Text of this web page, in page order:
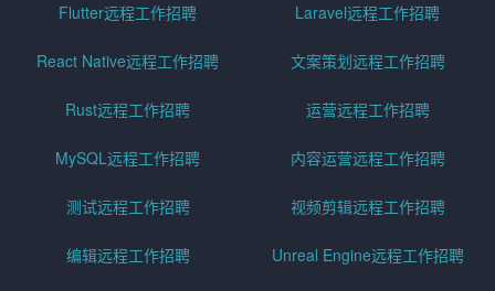
Flutter远程工作招聘 Laravel远程工作招聘
React Native远程工作招聘 文案策划远程工作招聘
Rust远程工作招聘 运营远程工作招聘
MySQL远程工作招聘 内容运营远程工作招聘
测试远程工作招聘 视频剪辑远程工作招聘
编辑远程工作招聘 Unreal Engine远程工作招聘